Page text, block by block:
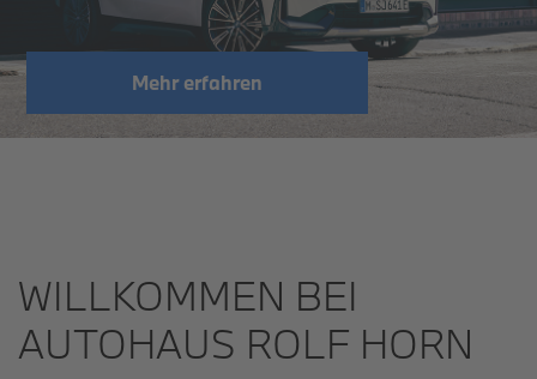
Mehr erfahren
WILLKOMMEN BEI
AUTOHAUS ROLF HORN